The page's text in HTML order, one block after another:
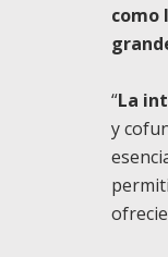
como
“La
y